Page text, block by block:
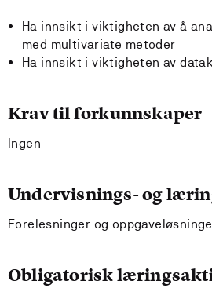
Ha innsikt i viktigheten av å
med multivariate metoder
Ha innsikt i viktigheten av
Krav til forkunnskaper
Ingen
Undervisnings- og
Forelesninger og
Obligatorisk